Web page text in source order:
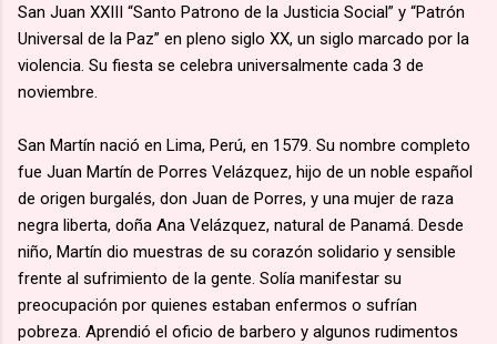
San Juan XXIII “Santo Patrono de la Justicia Social” y “Patrón
Universal de la Paz” en pleno siglo XX, un siglo marcado por la
violencia. Su fiesta se celebra universalmente cada 3 de
noviembre.
San Martín nació en Lima, Perú, en 1579. Su nombre completo
fue Juan Martín de Porres Velázquez, hijo de un noble español
de origen burgalés, don Juan de Porres, y una mujer de raza
negra liberta, doña Ana Velázquez, natural de Panamá. Desde
niño, Martín dio muestras de su corazón solidario y sensible
frente al sufrimiento de la gente. Solía manifestar su
preocupación por quienes estaban enfermos o sufrían
pobreza. Aprendió el oficio de barbero y algunos rudimentos